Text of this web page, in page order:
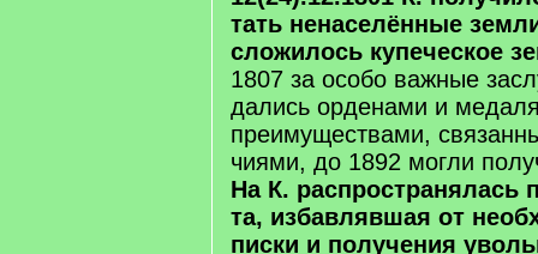
тать не­на­се­лён­ные
сло­жи­лось ку­пе­че­ское
1807 за осо­бо важ­ные
да­лись ор­де­на­ми и
пре­иму­ще­ст­ва­ми,
чия­ми, до 1892 мог­ли
На К. рас­про­стра­ня­лась
та, из­бав­ляв­шая от
пис­ки и по­лу­че­ния